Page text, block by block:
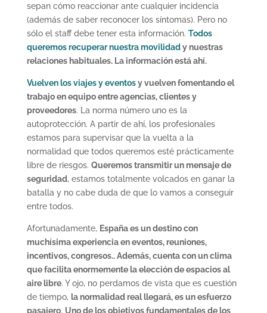
sepan cómo reaccionar ante cualquier incidencia
(además de saber reconocer los síntomas). Pero no
sólo el staff debe tener esta información. Todos
queremos recuperar nuestra movilidady nuestras
relaciones habituales. La información está ahí.
Vuelven los viajes y eventosy vuelven fomentando el
trabajo en equipo entre agencias, clientes y
proveedores. La norma número uno es la
autoprotección. A partir de ahí, los profesionales
estamos para supervisar que la vuelta a la
normalidad que todos queremos esté prácticamente
libre de riesgos. Queremos transmitir un mensaje de
seguridad, estamos totalmente volcados en ganar la
batalla y no cabe duda de que lo vamos a conseguir
entre todos.
Afortunadamente, España es un destino con
muchísima experiencia en eventos, reuniones,
incentivos, congresos.. Además, cuenta con un clima
que facilita enormemente la elección de espacios al
aire libre. Y ojo, no perdamos de vista que es cuestión
de tiempo, la normalidad real llegará, es un esfuerzo
pasajero. Uno de los objetivos fundamentales de los